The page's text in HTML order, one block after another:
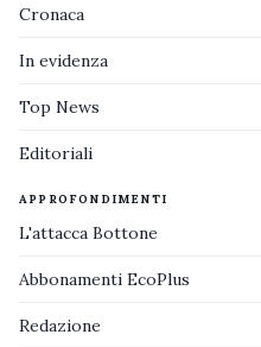
Cronaca
In evidenza
Top News
Editoriali
APPROFONDIMENTI
L'attacca Bottone
Abbonamenti EcoPlus
Redazione